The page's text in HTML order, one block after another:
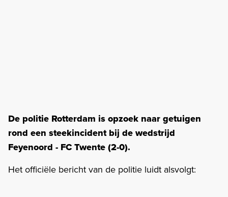
De politie Rotterdam is opzoek naar getuigen
rond een steekincident bij de wedstrijd
Feyenoord - FC Twente (2-0).
Het officiële bericht van de politie luidt alsvolgt: